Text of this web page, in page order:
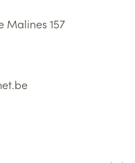
Malines 157